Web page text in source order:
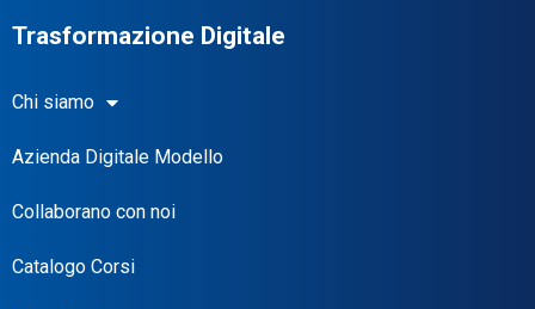
Trasformazione Digitale
Chi siamo
Azienda Digitale Modello
Collaborano con noi
Catalogo Corsi